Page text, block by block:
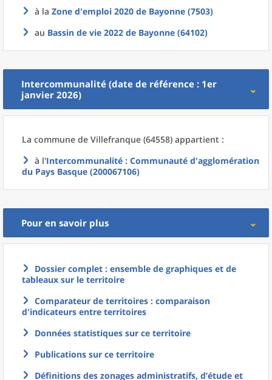
à la Zone d'emploi 2020 de Bayonne (7503)
au Bassin de vie 2022 de Bayonne (64102)
Intercommunalité (date de référence : 1er
janvier 2026)
La commune de Villefranque (64558) appartient :
à l'Intercommunalité : Communauté d'agglomération
du Pays Basque (200067106)
Pour en savoir plus
Dossier complet : ensemble de graphiques et de
tableaux sur le territoire
Comparateur de territoires : comparaison
d'indicateurs entre territoires
Données statistiques sur ce territoire
Publications sur ce territoire
Définitions des zonages administratifs, d’étude et